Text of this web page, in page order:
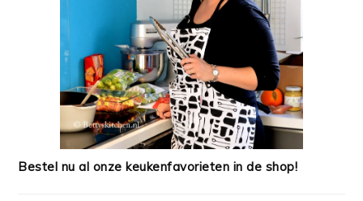
Bestel nu al onze keukenfavorieten in de shop!